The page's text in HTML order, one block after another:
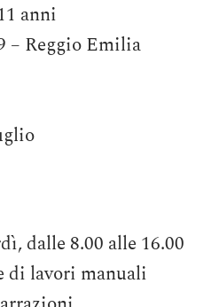
anni
– Reggio Emilia
dalle 8.00 alle 16.00
di lavori manuali